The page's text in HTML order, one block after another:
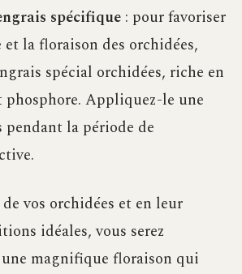
spécifique: pour favoriser
et la floraison des orchidées,
spécial orchidées, riche en
phosphore. Appliquez-le une
la période de
vos orchidées et en leur
idéales, vous serez
une magnifique floraison qui